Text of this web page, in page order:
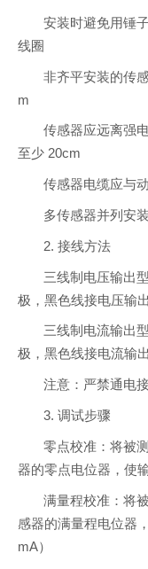
安装时避免用锤
线圈
非齐平安装的传
m
传感器应远离强
至少 20cm
传感器电缆应与
多传感器并列安
2. 接线方法
三线制电压输出
极，黑色线接电压输出
三线制电流输出
极，黑色线接电流输出
注意：严禁通电
3. 调试步骤
零点校准：将被
器的零点电位器，使
满量程校准：将
感器的满量程电位器
mA）